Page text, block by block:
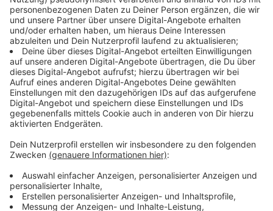
verschiedener Stile zusammengekommen sind, um ein
breites Spektrum an Musik live auf der Bühne zu
präsentieren. Der Zweck von CATCH22 ist es, Ihr
eigenes Spielvergnügen dem Publikum näher zu
bringen, so dass es ein großartiger Abend wird, an den
Sie sich noch lange erinnern werden.
Das Konzert beginnt um 21 Uhr und heute Abend ist
der Eintritt frei. Der Hut dreht sich um für die Band.
www.culucubar.de
Anzeige